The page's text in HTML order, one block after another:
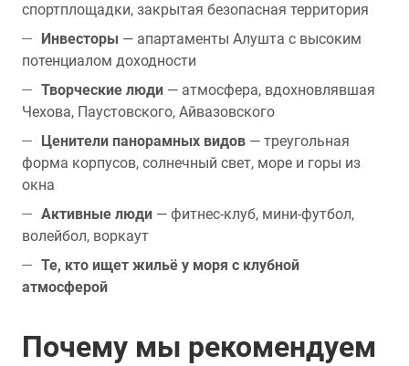
спортплощадки, закрытая безопасная территория
Инвесторы — апартаменты Алушта с высоким
потенциалом доходности
Творческие люди — атмосфера, вдохновлявшая
Чехова, Паустовского, Айвазовского
Ценители панорамных видов — треугольная
форма корпусов, солнечный свет, море и горы из
окна
Активные люди — фитнес-клуб, мини-футбол,
волейбол, воркаут
Те, кто ищет жильё у моря с клубной
атмосферой
Почему мы рекомендуем